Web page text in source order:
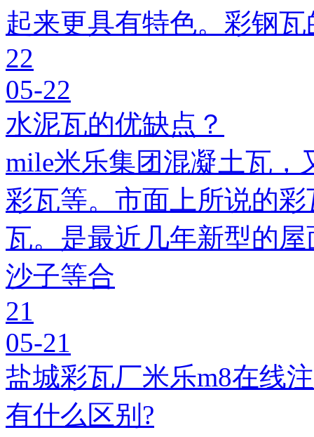
起来更具有特色。彩钢
22
05-22
水泥瓦的优缺点？
mile米乐集团混凝土瓦，
彩瓦等。市面上所说的
瓦。是最近几年新型的
沙子等合
21
05-21
盐城彩瓦厂米乐m8在线
有什么区别?